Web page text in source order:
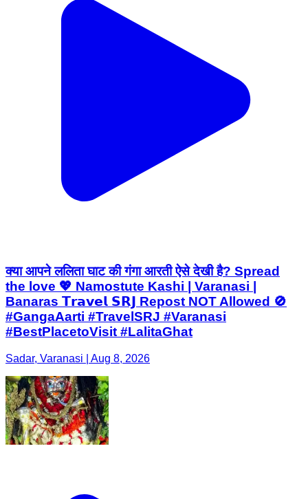
क्या आपने ललिता घाट की गंगा आरती ऐसे देखी है? Spread
the love 💖 Namostute Kashi | Varanasi |
Banaras 𝗧𝗿𝗮𝘃𝗲𝗹 𝗦𝗥𝗝 Repost NOT Allowed 🚫
#GangaAarti #TravelSRJ #Varanasi
#BestPlacetoVisit #LalitaGhat
Sadar, Varanasi | Aug 8, 2026